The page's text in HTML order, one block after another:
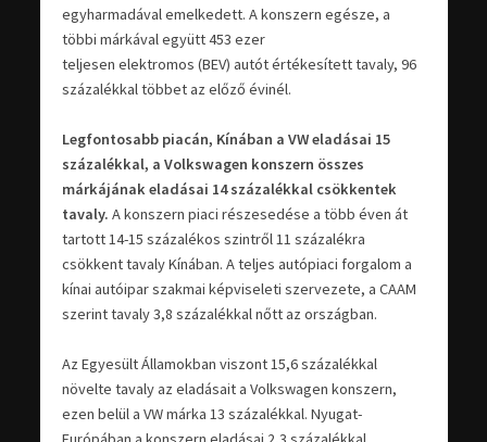
egyharmadával emelkedett. A konszern egésze, a
többi márkával együtt 453 ezer
teljesen elektromos (BEV) autót értékesített tavaly, 96
százalékkal többet az előző évinél.
Legfontosabb piacán, Kínában a VW eladásai 15
százalékkal, a Volkswagen konszern összes
márkájának eladásai 14 százalékkal csökkentek
tavaly. A konszern piaci részesedése a több éven át
tartott 14-15 százalékos szintről 11 százalékra
csökkent tavaly Kínában. A teljes autópiaci forgalom a
kínai autóipar szakmai képviseleti szervezete, a CAAM
szerint tavaly 3,8 százalékkal nőtt az országban.
Az Egyesült Államokban viszont 15,6 százalékkal
növelte tavaly az eladásait a Volkswagen konszern,
ezen belül a VW márka 13 százalékkal. Nyugat-